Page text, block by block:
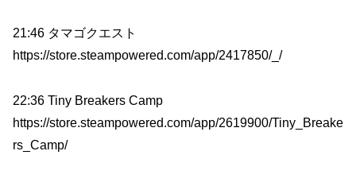
21:46 タマゴクエスト
https://store.steampowered.com/app/2417850/_/
22:36 Tiny Breakers Camp
https://store.steampowered.com/app/2619900/Tiny_Breake
rs_Camp/